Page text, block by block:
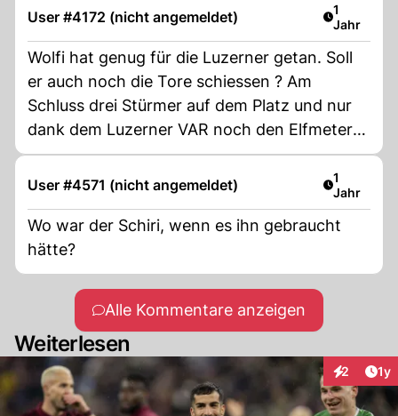
User #4172 (nicht angemeldet) Artikel
1
Jahr
Wolfi hat genug für die Luzerner getan. Soll
er auch noch die Tore schiessen ? Am
Schluss drei Stürmer auf dem Platz und nur
dank dem Luzerner VAR noch den Elfmeter
geschenkt bekommen. Zeigt alles über das
überbewertete Spitzenteam aus der
User #4571 (nicht angemeldet) Artikel
1
Jahr
Wo war der Schiri, wenn es ihn gebraucht
hätte?
Alle Kommentare anzeigen
Weiterlesen
2 1y